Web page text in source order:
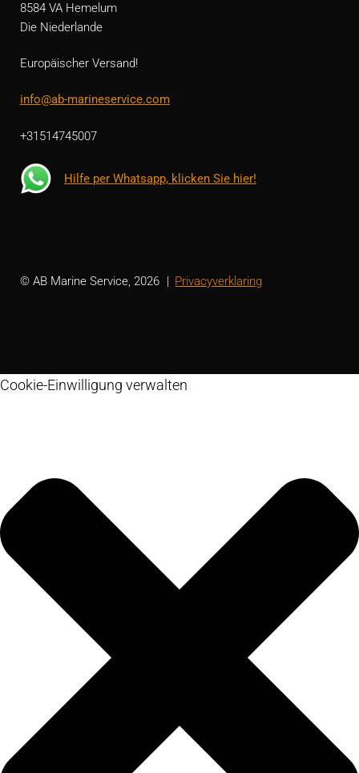
8584 VA Hemelum
Die Niederlande
Europäischer Versand!
info@ab-marineservice.com
+31514745007
Hilfe per Whatsapp, klicken Sie hier!
© AB Marine Service, 2026 Privacyverklaring
Cookie-Einwilligung verwalten